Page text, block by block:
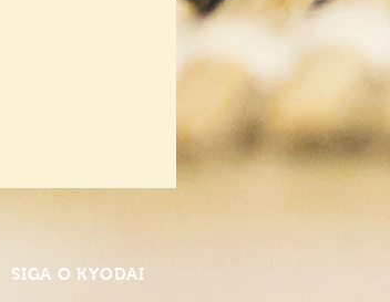
SIGA O KYODAI